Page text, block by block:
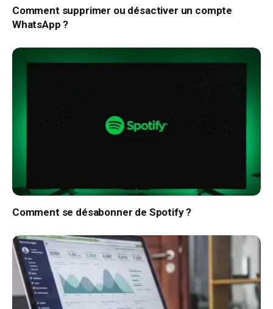
Comment supprimer ou désactiver un compte
WhatsApp ?
Comment se désabonner de Spotify ?